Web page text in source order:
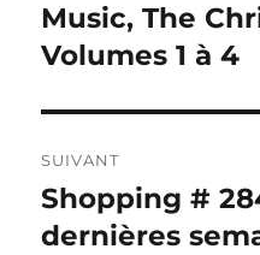
l’article
précédente :
Music, The
Volumes 1 à 4
SUIVANT
Publication
suivante :
Shopping #
dernières